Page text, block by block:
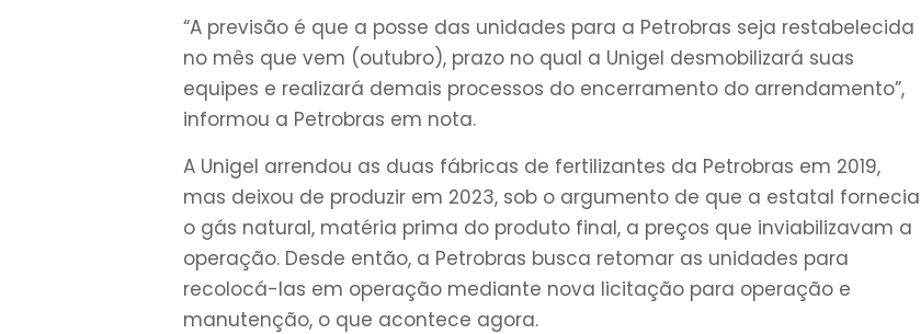
“A previsão é que a posse das unidades para a Petrobras seja restabelecida
no mês que vem (outubro), prazo no qual a Unigel desmobilizará suas
equipes e realizará demais processos do encerramento do arrendamento”,
informou a Petrobras em nota.
A Unigel arrendou as duas fábricas de fertilizantes da Petrobras em 2019,
mas deixou de produzir em 2023, sob o argumento de que a estatal fornecia
o gás natural, matéria prima do produto final, a preços que inviabilizavam a
operação. Desde então, a Petrobras busca retomar as unidades para
recolocá-las em operação mediante nova licitação para operação e
manutenção, o que acontece agora.